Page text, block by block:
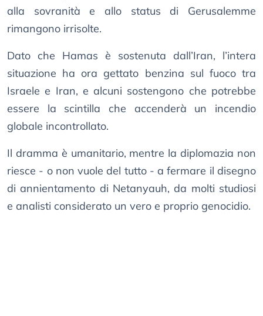
alla sovranità e allo status di Gerusalemme
rimangono irrisolte.
Dato che Hamas è sostenuta dall’Iran, l’intera
situazione ha ora gettato benzina sul fuoco tra
Israele e Iran, e alcuni sostengono che potrebbe
essere la scintilla che accenderà un incendio
globale incontrollato.
Il dramma è umanitario, mentre la diplomazia non
riesce - o non vuole del tutto - a fermare il disegno
di annientamento di Netanyauh, da molti studiosi
e analisti considerato un vero e proprio genocidio.